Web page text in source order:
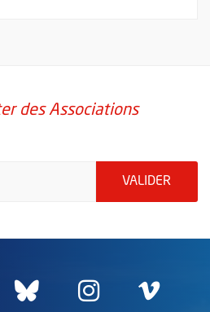
des Associations
VALIDER
nouvelle fenêtre
une nouvelle
Bluesky
, Ouvre une
Instagram
, Ouvre
,